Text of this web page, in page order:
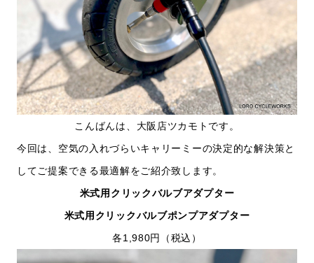
こんばんは、大阪店ツカモトです。
今回は、空気の入れづらいキャリーミーの決定的な解決策と
してご提案できる最適解をご紹介致します。
米式用クリックバルブアダプター
米式用クリックバルブポンプアダプター
各1,980円（税込）